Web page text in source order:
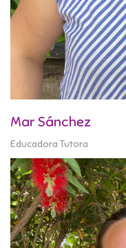
Mar Sánchez
Educadora Tutora